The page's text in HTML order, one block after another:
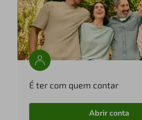
É ter com quem contar
Abrir conta